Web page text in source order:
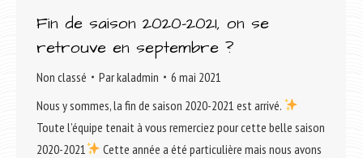
Fin de saison 2020-2021, on se
retrouve en septembre ?
Non classé Parkaladmin
6 mai 2021
Nous y sommes, la fin de saison 2020-2021 est arrivé.
Toute l’équipe tenait à vous remerciez pour cette belle saison
2020-2021
Cette année a été particulière mais nous avons